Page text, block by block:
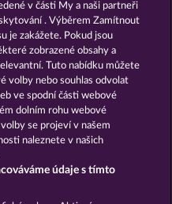
GATES OF ISHTAR
o ochraně údajů
Časté dotazy
Facebook
v části My a naši partneři
. Výběrem Zamítnout
je zakážete. Pokud jsou
zobrazené obsahy a
Tuto nabídku můžete
volby nebo souhlas odvolat
ve spodní části webové
dolním rohu webové
se projeví v našem
naleznete v našich
údaje s tímto